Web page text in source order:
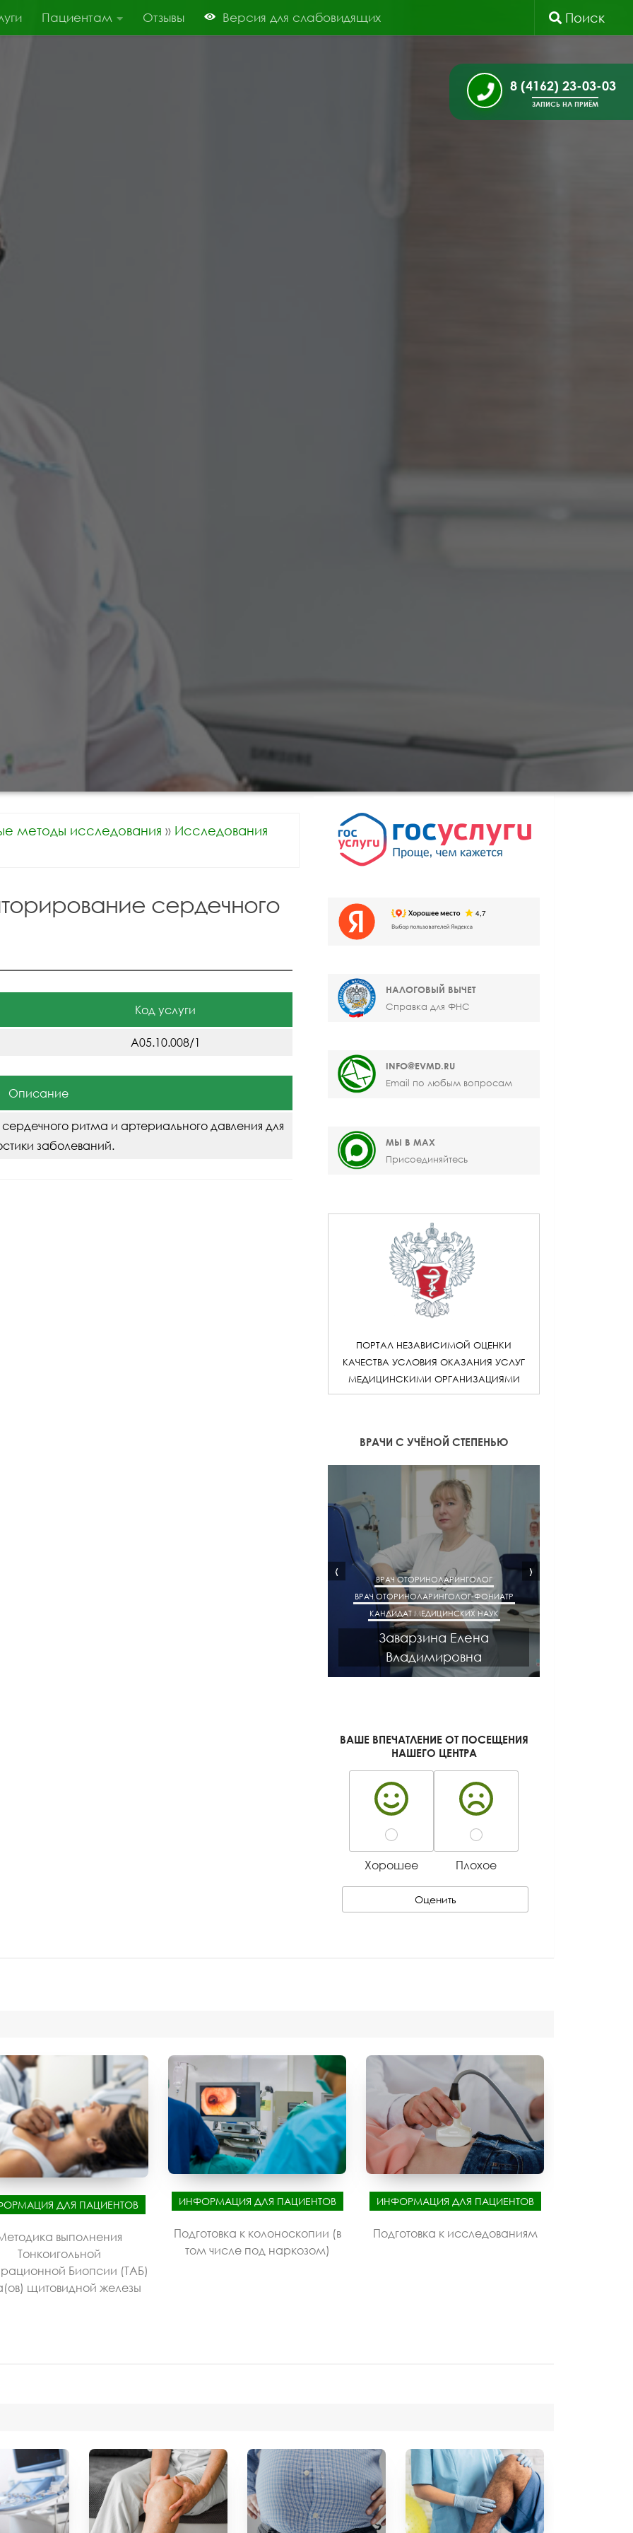
Пациентам Отзывы Версия для слабовидящих Поиск
8 (4162) 23-03-03
ЗАПИСЬ НА ПРИЁМ
методы исследования » Исследования
сердечного
Код услуги
A05.10.008/1
Описание
ритма и артериального давления для
заболеваний.
НАЛОГОВЫЙ ВЫЧЕТ
Справка для ФНС
INFO@EVMD.RU
Email по любым вопросам
МЫ В MAX
Присоединяйтесь
ПОРТАЛ НЕЗАВИСИМОЙ ОЦЕНКИ
КАЧЕСТВА УСЛОВИЯ ОКАЗАНИЯ УСЛУГ
МЕДИЦИНСКИМИ ОРГАНИЗАЦИЯМИ
ВРАЧИ С УЧЁНОЙ СТЕПЕНЬЮ
ВРАЧ ОТОРИНОЛАРИНГОЛОГ
ВРАЧ ОТОРИНОЛАРИНГОЛОГ-ФОНИАТР
КАНДИДАТ МЕДИЦИНСКИХ НАУК
Заварзина Елена
Владимировна
‹ ›
ВАШЕ ВПЕЧАТЛЕНИЕ ОТ ПОСЕЩЕНИЯ
НАШЕГО ЦЕНТРА
Хорошее Плохое
Оценить
ДЛЯ ПАЦИЕНТОВ
выполнения
Тонкоигольной
Биопсии (ТАБ)
щитовидной железы
ИНФОРМАЦИЯ ДЛЯ ПАЦИЕНТОВ
Подготовка к колоноскопии (в
том числе под наркозом)
ИНФОРМАЦИЯ ДЛЯ ПАЦИЕНТОВ
Подготовка к исследованиям